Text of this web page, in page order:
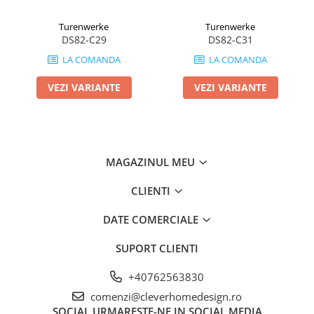
Turenwerke
DS82-C29
LA COMANDA
VEZI VARIANTE
Turenwerke
DS82-C31
LA COMANDA
VEZI VARIANTE
MAGAZINUL MEU
CLIENTI
DATE COMERCIALE
SUPORT CLIENTI
+40762563830
comenzi@cleverhomedesign.ro
SOCIAL URMARESTE-NE IN SOCIAL MEDIA